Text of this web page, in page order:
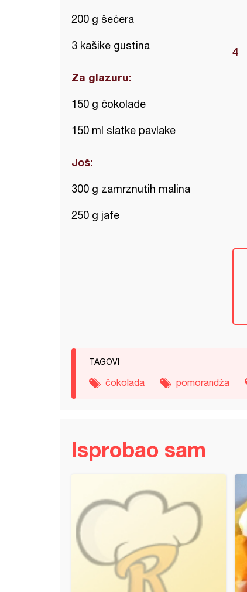
200 g šećera
3 kašike gustina
Za glazuru:
150 g čokolade
150 ml slatke pavlake
Još:
300 g zamrznutih malina
250 g jafe
TAGOVI
čokolada pomorandža
Isprobao sam